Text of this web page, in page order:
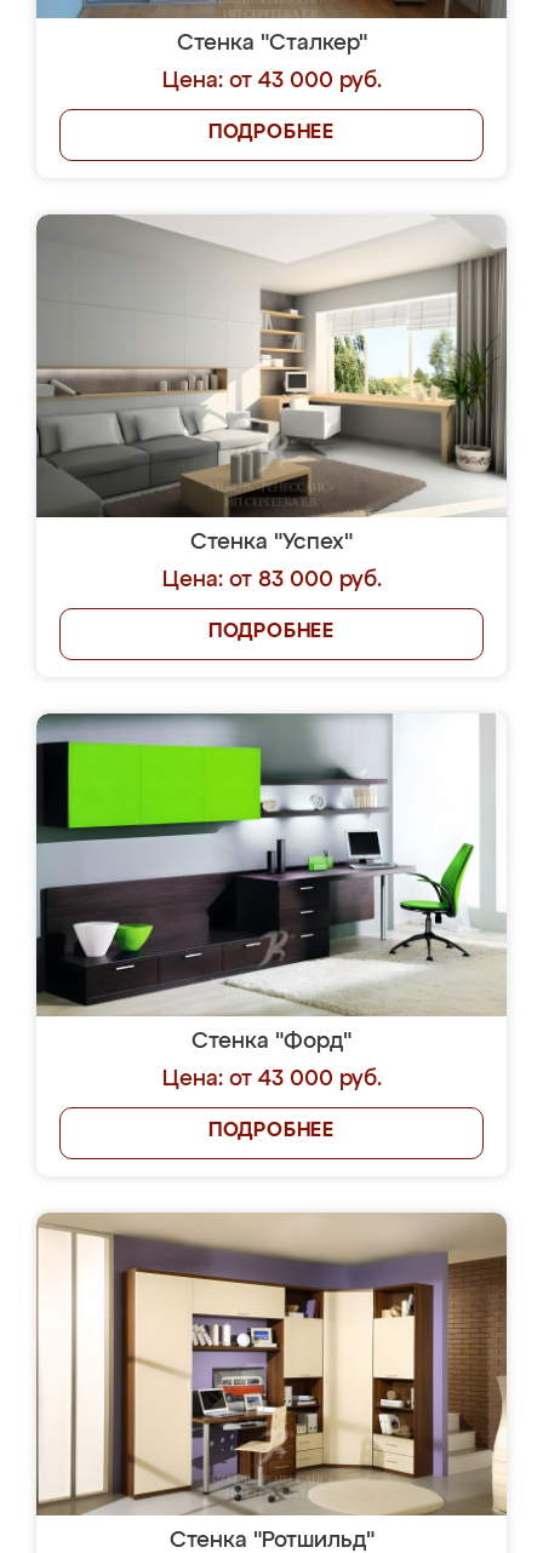
Стенка "Сталкер"
Цена: от 43 000 руб.
ПОДРОБНЕЕ
Стенка "Успех"
Цена: от 83 000 руб.
ПОДРОБНЕЕ
Стенка "Форд"
Цена: от 43 000 руб.
ПОДРОБНЕЕ
Стенка "Ротшильд"